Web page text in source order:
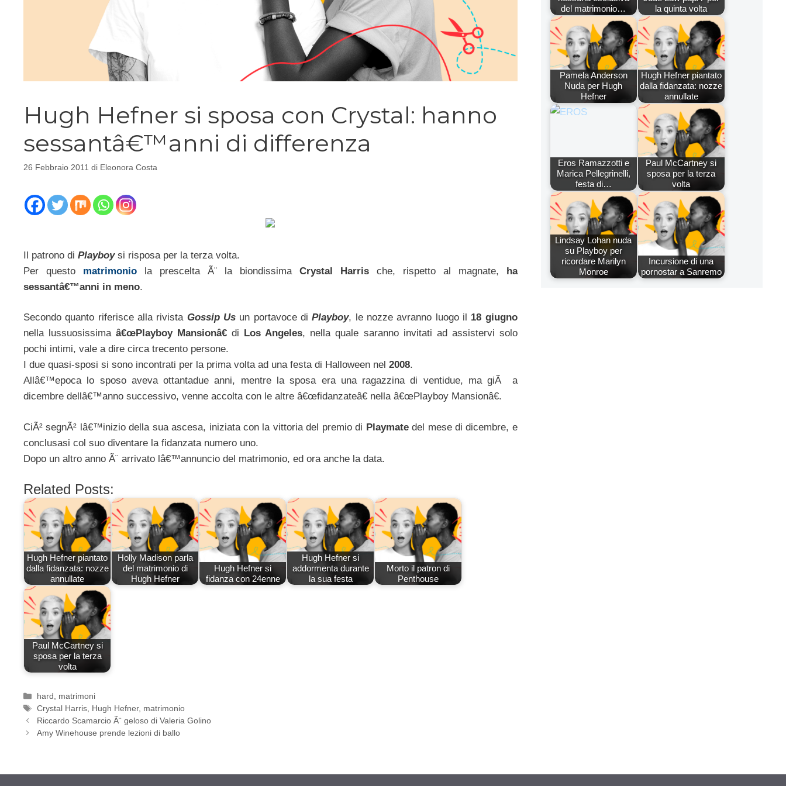
Hugh Hefner si sposa con Crystal: hanno
sessantâ€™anni di differenza
26 Febbraio 2011 di Eleonora Costa
Il patrono di Playboysi risposa per la terza volta.
Per questo matrimoniola prescelta Ã¨ la biondissimaCrystal Harris che, rispetto al magnate, ha
sessantâ€™anni in meno.
Secondo quanto riferisce alla rivista Gossip Us un portavoce diPlayboy, le nozze avranno luogo il 18 giugno
nella lussuosissimaâ€œPlayboy Mansionâ€ di Los Angeles, nella quale saranno invitati ad assistervi solo
pochi intimi, vale a dire circa trecento persone.
I due quasi-sposi si sono incontrati per la prima volta ad una festa di Halloween nel 2008.
Allâ€™epoca lo sposo aveva ottantadue anni, mentre la sposa era una ragazzina di ventidue, ma giÃ a
dicembre dellâ€™anno successivo, venne accolta con le altre â€œfidanzateâ€ nella â€œPlayboy Mansionâ€.
CiÃ² segnÃ² lâ€™inizio della sua ascesa, iniziata con la vittoria del premio di Playmatedel mese di dicembre, e
conclusasi col suo diventare la fidanzata numero uno.
Dopo un altro anno Ã¨ arrivato lâ€™annuncio del matrimonio, ed ora anche la data.
Related Posts:
Hugh Hefner piantato
dalla fidanzata: nozze
annullate
Holly Madison parla
del matrimonio di
Hugh Hefner
Hugh Hefner si
fidanza con 24enne
Hugh Hefner si
addormenta durante
la sua festa
Morto il patron di
Penthouse
Paul McCartney si
sposa per la terza
volta
Categorie
hard, matrimoni
Tag
Crystal Harris, Hugh Hefner, matrimonio
Riccardo Scamarcio Ã¨ geloso di Valeria Golino
Amy Winehouse prende lezioni di ballo
del matrimonio…
la quinta volta
Pamela Anderson
Nuda per Hugh
Hefner
Hugh Hefner piantato
dalla fidanzata: nozze
annullate
Eros Ramazzotti e
Marica Pellegrinelli,
festa di…
Paul McCartney si
sposa per la terza
volta
Lindsay Lohan nuda
su Playboy per
ricordare Marilyn
Monroe
Incursione di una
pornostar a Sanremo